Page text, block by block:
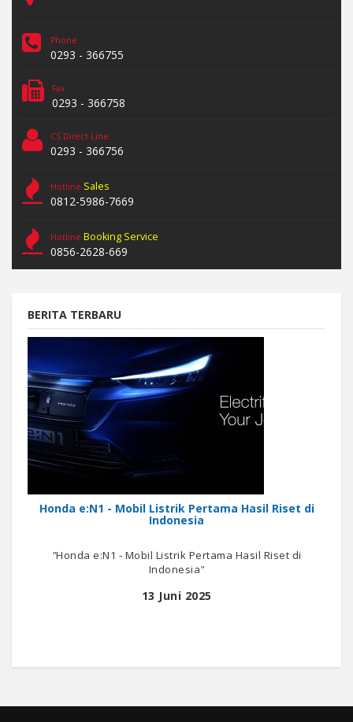
Phone
0293 - 366755
Fax
0293 - 366758
CS Direct Line
0293 - 366756
Hotline Sales
0812-5986-7669
Hotline Booking Service
0856-2628-669
BERITA TERBARU
Honda e:N1 - Mobil Listrik Pertama Hasil Riset di
Indonesia
"Honda e:N1 - Mobil Listrik Pertama Hasil Riset di
Indonesia"
13 Juni 2025